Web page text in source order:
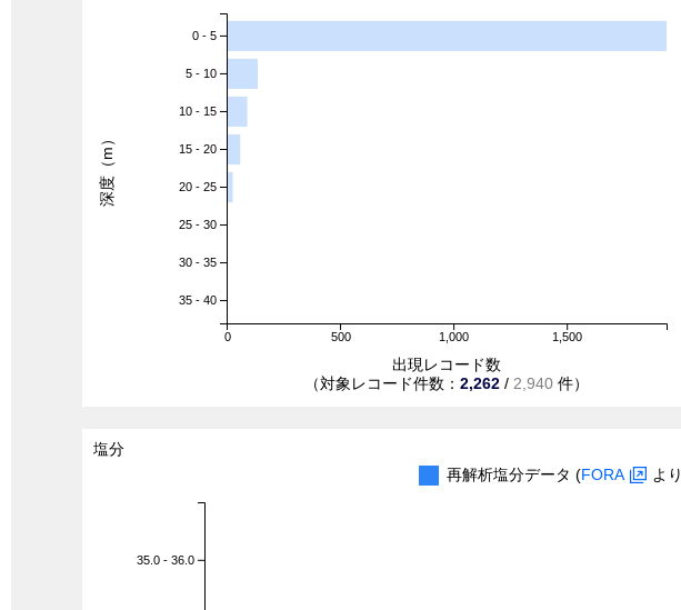
0 500 1,000 1,500
0 - 5
5 - 10
10 - 15
15 - 20
20 - 25
25 - 30
30 - 35
35 - 40
出現レコード数
（対象レコード件数： 2,262 / 2,940 件）
深度（m）
塩分
再解析塩分データ (FORA よ
35.0 - 36.0